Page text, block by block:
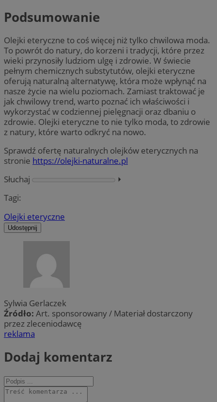
Podsumowanie
Olejki eteryczne to coś więcej niż tylko chwilowa moda.
To powrót do natury, do korzeni i tradycji, które przez
wieki przynosiły ludziom ulgę i zdrowie. W świecie
pełnym chemicznych substytutów, olejki eteryczne
oferują naturalną alternatywę, która może wpłynąć na
nasze życie na wielu poziomach. Zamiast traktować je
jak chwilowy trend, warto poznać ich właściwości i
wykorzystać w codziennej pielęgnacji oraz dbaniu o
zdrowie. Olejki eteryczne to nie tylko moda, to zdrowie
z natury, które warto odkryć na nowo.
Sprawdź ofertę naturalnych olejków eterycznych na
stronie https://olejki-naturalne.pl
Słuchaj
⏵︎
Tagi:
Olejki eteryczne
Udostępnij
Sylwia Gerlaczek
Źródło: Art. sponsorowany / Materiał dostarczony
przez zleceniodawcę
reklama
Dodaj komentarz